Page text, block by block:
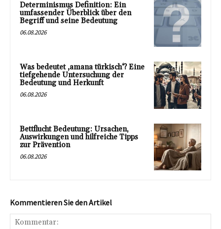
Determinismus Definition: Ein
umfassender Überblick über den
Begriff und seine Bedeutung
06.08.2026
Was bedeutet ‚amana türkisch‘? Eine
tiefgehende Untersuchung der
Bedeutung und Herkunft
06.08.2026
Bettflucht Bedeutung: Ursachen,
Auswirkungen und hilfreiche Tipps
zur Prävention
06.08.2026
Kommentieren Sie den Artikel